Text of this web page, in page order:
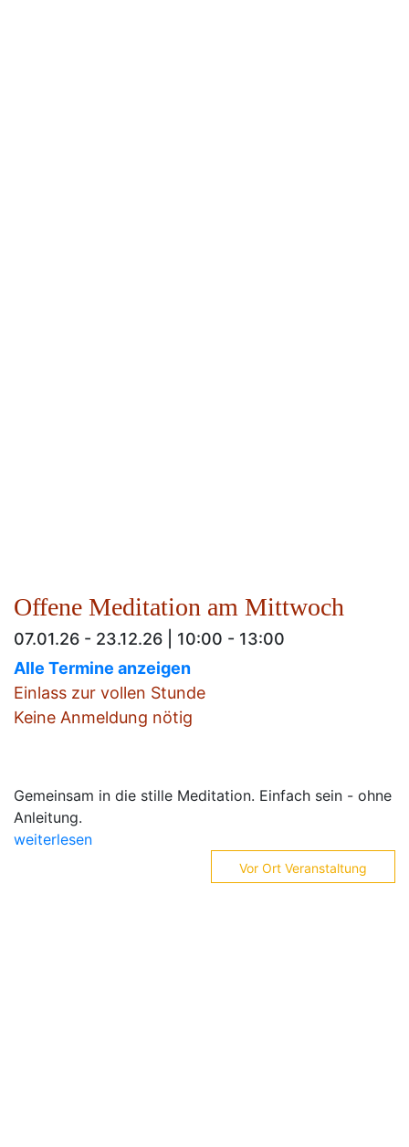
Offene Meditation am Mittwoch
07.01.26 - 23.12.26 | 10:00 - 13:00
Alle Termine anzeigen
Einlass zur vollen Stunde
Keine Anmeldung nötig
Gemeinsam in die stille Meditation. Einfach sein - ohne
Anleitung.
weiterlesen
Vor Ort Veranstaltung